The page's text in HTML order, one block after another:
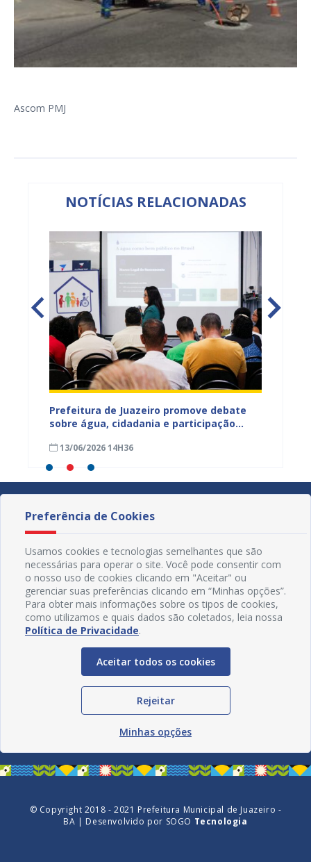
Ascom PMJ
NOTÍCIAS RELACIONADAS
Prefeitura de Juazeiro promove debate
sobre água, cidadania e participação
comunidades urbanas e rurais
13/06/2026 14H36
Redes Sociais
© Copyright 2018 - 2021 Prefeitura Municipal de Juazeiro -
BA | Desenvolvido por SOGO Tecnologia
Preferência de Cookies
Usamos cookies e tecnologias semelhantes que são
necessárias para operar o site. Você pode consentir com
o nosso uso de cookies clicando em "Aceitar" ou
gerenciar suas preferências clicando em “Minhas opções”.
Para obter mais informações sobre os tipos de cookies,
como utilizamos e quais dados são coletados, leia nossa
Política de Privacidade.
Aceitar todos os cookies
Rejeitar
Minhas opções